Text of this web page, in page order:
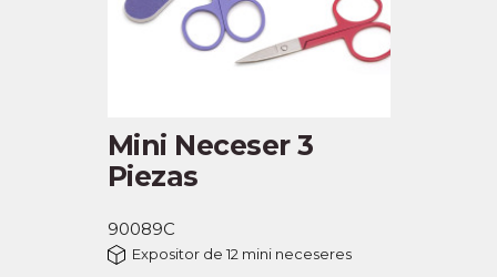
Mini Neceser 3
Piezas
90089C
Expositor de 12 mini neceseres